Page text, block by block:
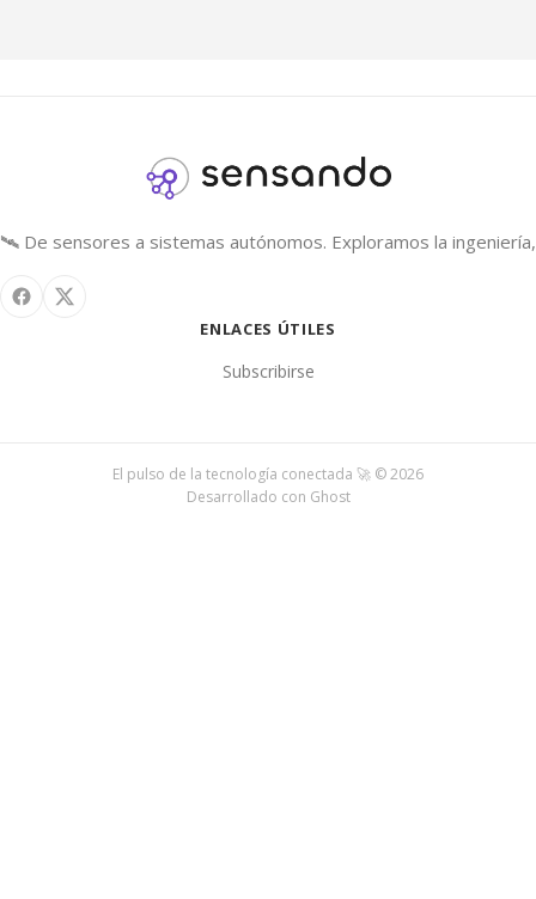
🛰️ De sensores a sistemas autónomos. Exploramos la
ENLACES ÚTILES
Subscribirse
El pulso de la tecnología conectada 🚀 © 2026
Desarrollado con Ghost